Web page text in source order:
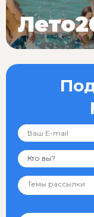
Кто вы?